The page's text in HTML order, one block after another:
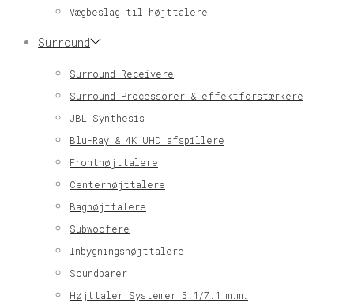
Vægbeslag til højttalere
Surround
Surround Receivere
Surround Processorer & effektforstærkere
JBL Synthesis
Blu-Ray & 4K UHD afspillere
Fronthøjttalere
Centerhøjttalere
Baghøjttalere
Subwoofere
Inbygningshøjttalere
Soundbarer
Højttaler Systemer 5.1/7.1 m.m.